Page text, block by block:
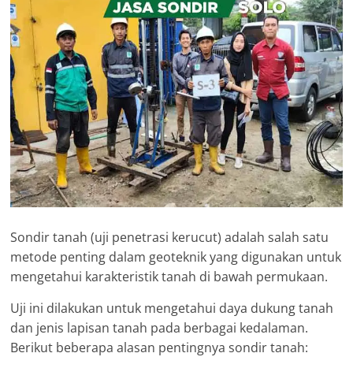
Sondir tanah (uji penetrasi kerucut) adalah salah satu
metode penting dalam geoteknik yang digunakan untuk
mengetahui karakteristik tanah di bawah permukaan.
Uji ini dilakukan untuk mengetahui daya dukung tanah
dan jenis lapisan tanah pada berbagai kedalaman.
Berikut beberapa alasan pentingnya sondir tanah: